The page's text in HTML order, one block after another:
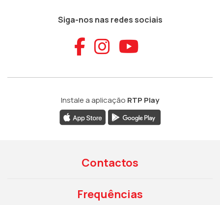
Siga-nos nas redes sociais
Aceder ao
Aceder ao
Aceder
Instale a aplicação RTP Play
Contactos
Frequências